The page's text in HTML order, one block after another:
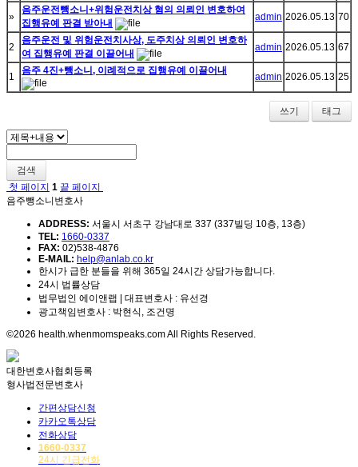
»
음주운전뺑소니+위험운전치상 혐의 의뢰인 변호하여
집행유예 판결 받아내
admin 2026.05.13 70
2
음주운전 및 위험운전치사상, 도주치상 의뢰인 변호하
여 집행유예 판결 이끌어내
admin 2026.05.13 67
1
음주 4진+뺑소니, 이례적으로 집행유예 이끌어내
admin 2026.05.13 25
쓰기 태그
검색
첫 페이지 1 끝 페이지
음주뺑소니변호사
ADDRESS: 서울시 서초구 강남대로 337 (337빌딩 10층, 13층)
TEL: 1660-0337
FAX: 02)538-4876
E-MAIL: help@anlab.co.kr
한시가 급한 분들을 위해 365일 24시간 상담가능합니다.
24시 법률상담
법무법인 에이앤랩 | 대표변호사 : 유선경
광고책임변호사 : 박현식, 조건명
©2026 health.whenmomspeaks.com All Rights Reserved.
대한변호사협회등록
형사법전문변호사
간편상담신청
카카오톡상담
전화상담
1660-0337
24시 긴급전화